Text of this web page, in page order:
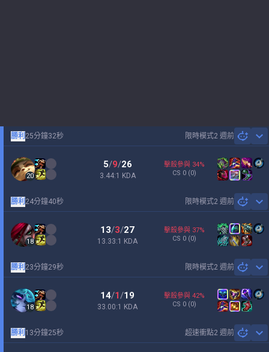
限時模式2 週前
勝利 25分鐘32秒
20
5/9/26
3.44:1 KDA
擊殺參與 34%
CS 0 (0)
限時模式2 週前
勝利 24分鐘40秒
18
13/3/27
13.33:1 KDA
擊殺參與 37%
CS 0 (0)
限時模式2 週前
勝利 23分鐘29秒
18
14/1/19
33.00:1 KDA
擊殺參與 42%
CS 0 (0)
超速衝點2 週前
勝利 13分鐘25秒